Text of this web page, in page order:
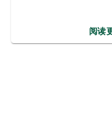
阅读